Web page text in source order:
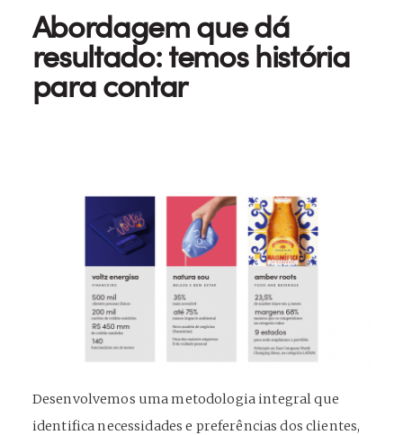
Abordagem que dá
resultado: temos história
para contar
Desenvolvemos uma metodologia integral que
identifica necessidades e preferências dos clientes,